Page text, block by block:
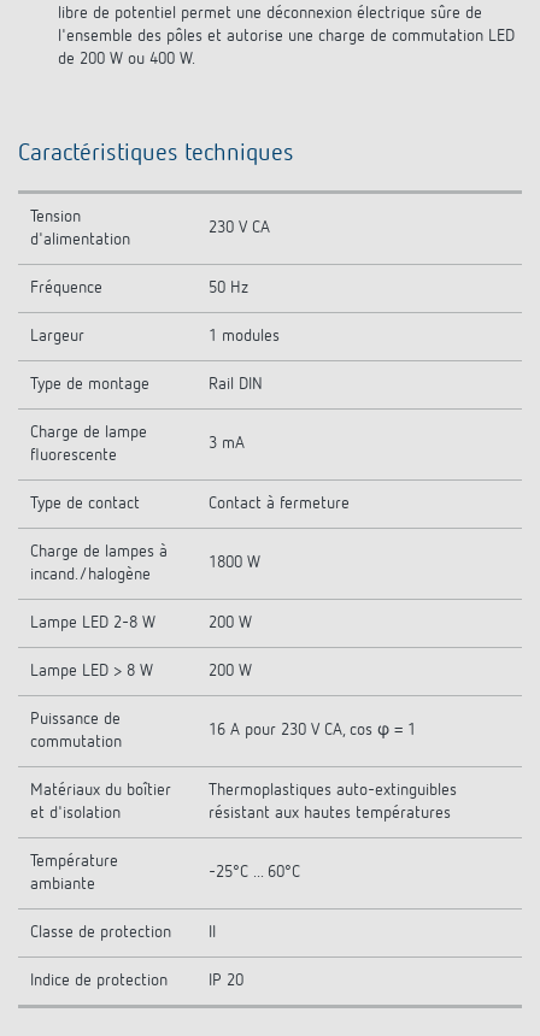
libre de potentiel permet une déconnexion électrique sûre de
l'ensemble des pôles et autorise une charge de commutation LED
de 200 W ou 400 W.
Caractéristiques techniques
Tension
d'alimentation
230 V CA
Fréquence 50 Hz
Largeur 1 modules
Type de montage Rail DIN
Charge de lampe
fluorescente
3 mA
Type de contact Contact à fermeture
Charge de lampes à
incand./halogène
1800 W
Lampe LED 2-8 W 200 W
Lampe LED > 8 W 200 W
Puissance de
commutation
16 A pour 230 V CA, cos φ = 1
Matériaux du boîtier
et d'isolation
Thermoplastiques auto-extinguibles
résistant aux hautes températures
Température
ambiante
-25°C ... 60°C
Classe de protection
Indice de protection IP 20